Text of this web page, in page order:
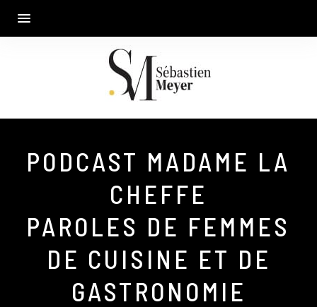
PODCAST MADAME LA
CHEFFE
PAROLES DE FEMMES
DE CUISINE ET DE
GASTRONOMIE